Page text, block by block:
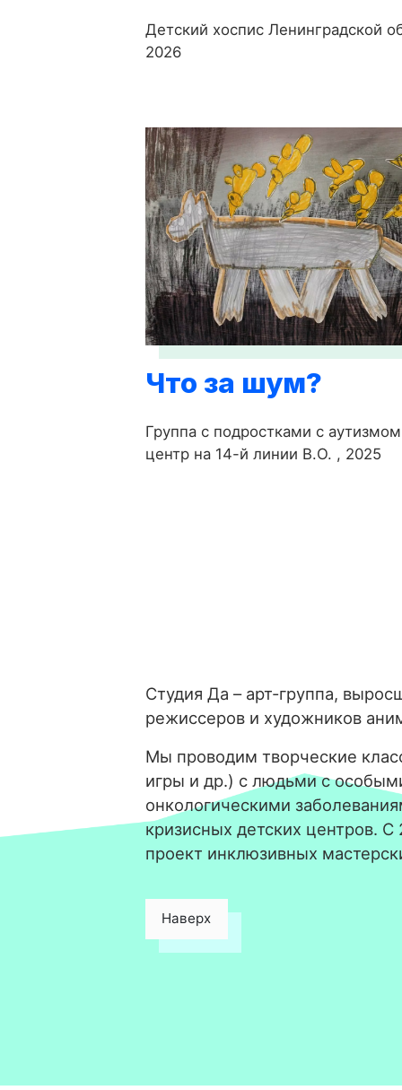
Детский хоспис Ленинградской
2026
Что за шум?
Группа с подростками с
центр на 14-й линии В.О. , 2025
Студия Да – арт-группа,
режиссеров и художников
Мы проводим творческие
игры и др.) с людьми с
онкологическими
кризисных детских центров.
проект инклюзивных
Наверх